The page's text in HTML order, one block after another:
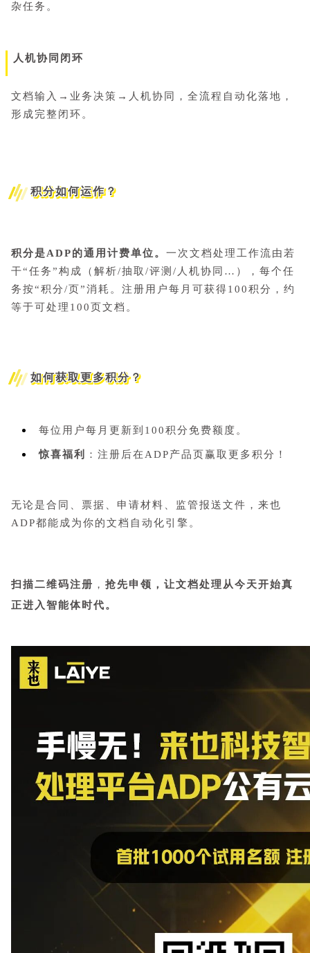
杂任务。
人机协同闭环
文档输入→业务决策→人机协同，全流程自动化落地，
形成完整闭环。
积分如何运作？
积分是ADP的通用计费单位。 一次文档处理工作流由若
干“任务”构成（解析/抽取/评测/人机协同…），每个任
务按“积分/页”消耗。 注册用户每月可获得100积分，约
等于可处理100页文档。
如何获取更多积分？
每位用户每月更新到100积分免费额度。
惊喜福利 ：注册后在ADP产品页赢取更多积分！
无论是合同、票据、申请材料、监管报送文件，来也
ADP都能成为你的文档自动化引擎。
扫描二维码注册 ， 抢先申领，让文档处理从今天开始真
正进入智能体时代。